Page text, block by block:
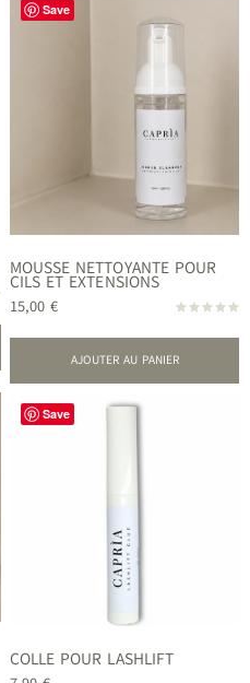
Save
MOUSSE NETTOYANTE POUR
CILS ET EXTENSIONS
5.00
15,00 €
AJOUTER AU PANIER
Save
COLLE POUR LASHLIFT